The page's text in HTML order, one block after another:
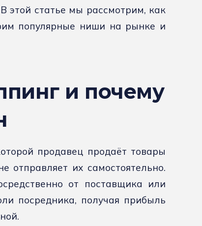
этой статье мы рассмотрим, как
популярные ниши на рынке и
и почему
продавец продаёт товары
отправляет их самостоятельно.
от поставщика или
посредника, получая прибыль